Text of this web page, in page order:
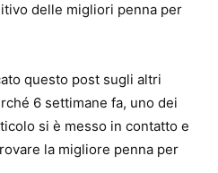
delle migliori penna per
questo post sugli altri
6 settimane fa, uno dei
si è messo in contatto e
la migliore penna per